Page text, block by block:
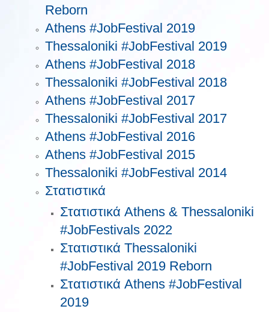
Reborn
Athens #JobFestival 2019
Thessaloniki #JobFestival 2019
Athens #JobFestival 2018
Thessaloniki #JobFestival 2018
Athens #JobFestival 2017
Τhessaloniki #JobFestival 2017
Athens #JobFestival 2016
Athens #JobFestival 2015
Thessaloniki #JobFestival 2014
Στατιστικά
Στατιστικά Athens & Thessaloniki
#JobFestivals 2022
Στατιστικά Thessaloniki
#JobFestival 2019 Reborn
Στατιστικά Athens #JobFestival
2019